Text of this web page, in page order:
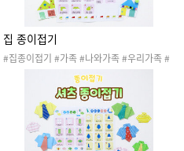
집 종이접기
#집종이접기 #가족 #나와가족 #우리가족 #
가족구성원 #우리집 #엄마 #아빠 #엄마아빠
놀이 #가족활동 #종이접기 #종이접기도안 #
색종이접기 #종이 #색종이 #집 #가족종이접
기 #20260503가족1 #20260503가족1종
이접기